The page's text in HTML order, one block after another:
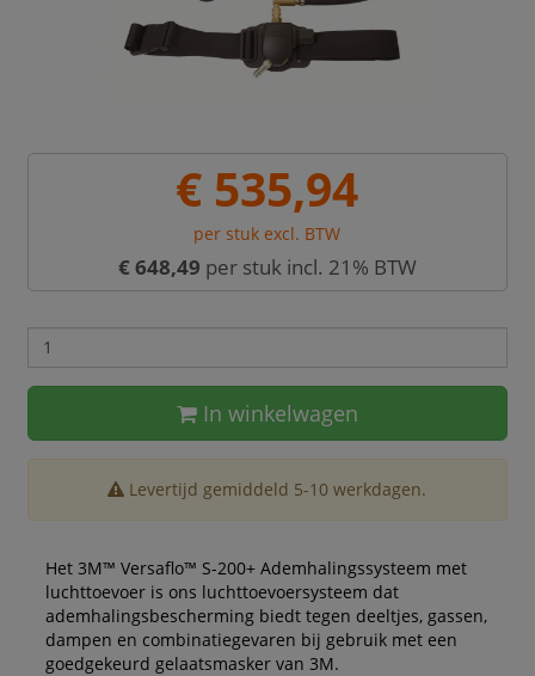
€ 535,94
per stuk excl. BTW
€ 648,49 per stuk incl. 21% BTW
In winkelwagen
Levertijd gemiddeld 5-10 werkdagen.
Het 3M™ Versaflo™ S-200+ Ademhalingssysteem met
luchttoevoer is ons luchttoevoersysteem dat
ademhalingsbescherming biedt tegen deeltjes, gassen,
dampen en combinatiegevaren bij gebruik met een
goedgekeurd gelaatsmasker van 3M.